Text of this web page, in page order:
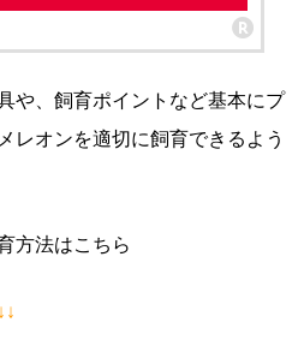
や、飼育ポイントなど基本にプ
レオンを適切に飼育できるよう
方法はこちら